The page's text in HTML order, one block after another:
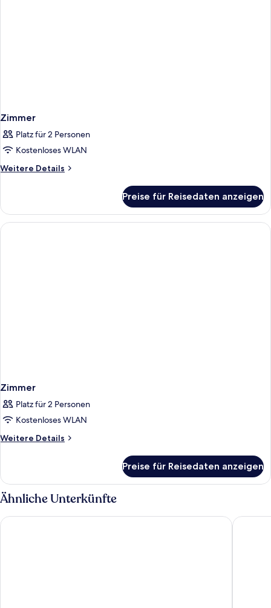
Zimmer
Platz für 2 Personen
Kostenloses WLAN
Weitere Details
Weitere
Preise für Reisedaten anzeigen
Zimmer
Platz für 2 Personen
Kostenloses WLAN
Weitere Details
Weitere
Preise für Reisedaten anzeigen
Ähnliche Unterkünfte
Point A Edinburgh Haymarket